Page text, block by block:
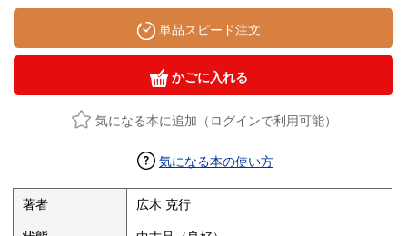
単品スピード注文
かごに入れる
気になる本に追加（ログインで利用可能）
気になる本の使い方
著者 広木 克行